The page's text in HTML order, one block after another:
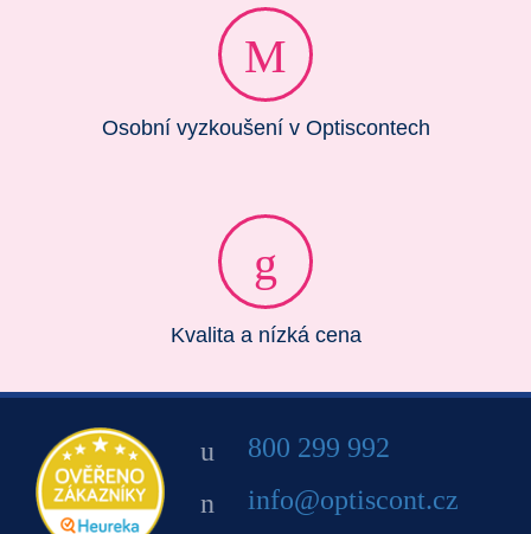
Osobní vyzkoušení v Optiscontech
Kvalita a nízká cena
800 299 992
info@optiscont.cz